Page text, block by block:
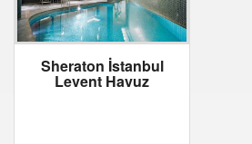
Sheraton İstanbul
Levent Havuz